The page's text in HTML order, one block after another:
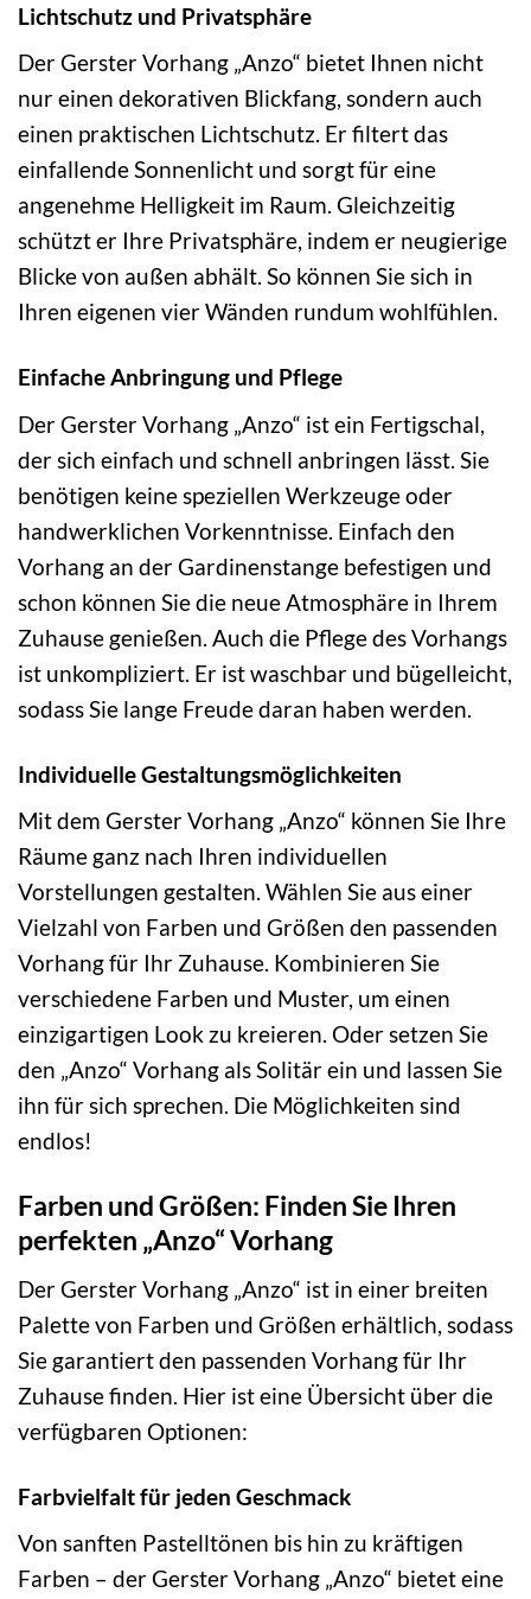
Lichtschutz und Privatsphäre
Der Gerster Vorhang „Anzo“ bietet Ihnen nicht
nur einen dekorativen Blickfang, sondern auch
einen praktischen Lichtschutz. Er filtert das
einfallende Sonnenlicht und sorgt für eine
angenehme Helligkeit im Raum. Gleichzeitig
schützt er Ihre Privatsphäre, indem er neugierige
Blicke von außen abhält. So können Sie sich in
Ihren eigenen vier Wänden rundum wohlfühlen.
Einfache Anbringung und Pflege
Der Gerster Vorhang „Anzo“ ist ein Fertigschal,
der sich einfach und schnell anbringen lässt. Sie
benötigen keine speziellen Werkzeuge oder
handwerklichen Vorkenntnisse. Einfach den
Vorhang an der Gardinenstange befestigen und
schon können Sie die neue Atmosphäre in Ihrem
Zuhause genießen. Auch die Pflege des Vorhangs
ist unkompliziert. Er ist waschbar und bügelleicht,
sodass Sie lange Freude daran haben werden.
Individuelle Gestaltungsmöglichkeiten
Mit dem Gerster Vorhang „Anzo“ können Sie Ihre
Räume ganz nach Ihren individuellen
Vorstellungen gestalten. Wählen Sie aus einer
Vielzahl von Farben und Größen den passenden
Vorhang für Ihr Zuhause. Kombinieren Sie
verschiedene Farben und Muster, um einen
einzigartigen Look zu kreieren. Oder setzen Sie
den „Anzo“ Vorhang als Solitär ein und lassen Sie
ihn für sich sprechen. Die Möglichkeiten sind
endlos!
Farben und Größen: Finden Sie Ihren
perfekten „Anzo“ Vorhang
Der Gerster Vorhang „Anzo“ ist in einer breiten
Palette von Farben und Größen erhältlich, sodass
Sie garantiert den passenden Vorhang für Ihr
Zuhause finden. Hier ist eine Übersicht über die
verfügbaren Optionen:
Farbvielfalt für jeden Geschmack
Von sanften Pastelltönen bis hin zu kräftigen
Farben – der Gerster Vorhang „Anzo“ bietet eine